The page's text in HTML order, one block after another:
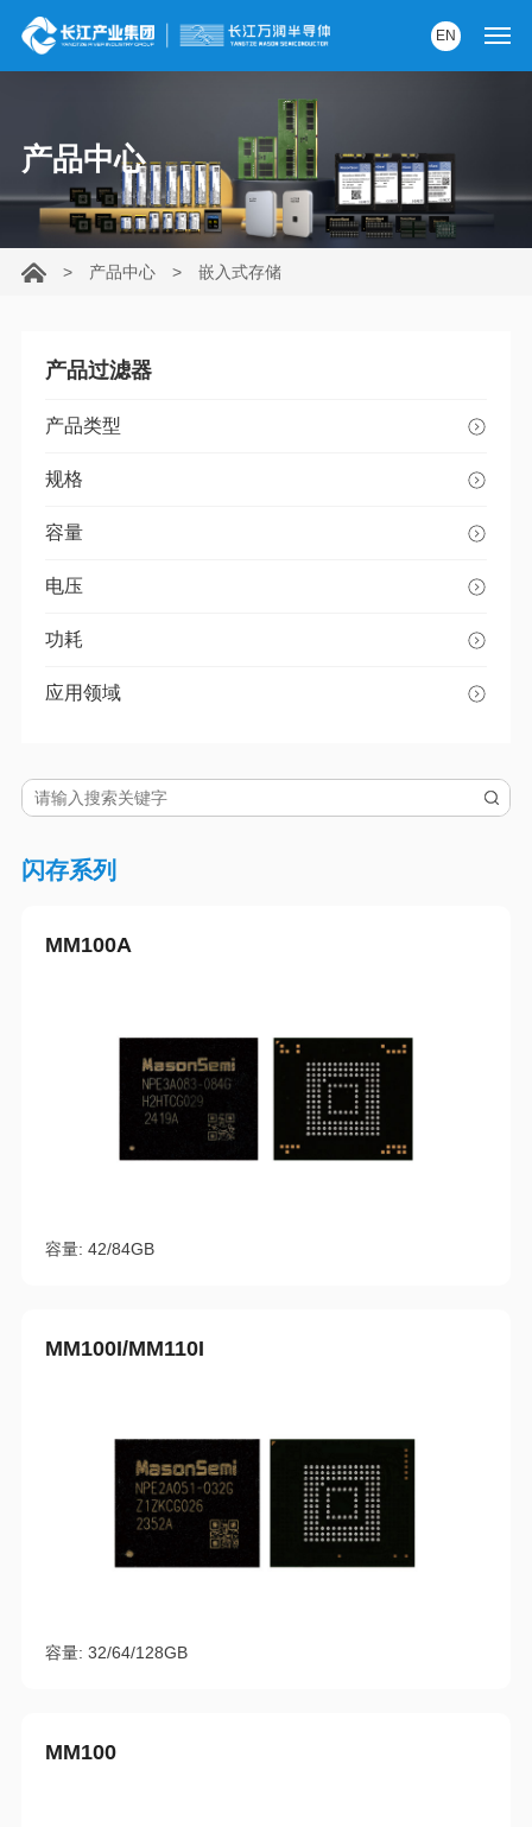
产品中心
解决方案
服务支持
内部AI助手
EN
产品中心
> 产品中心> 嵌入式存储
产品过滤器
产品类型
规格
容量
电压
功耗
应用领域
闪存系列
MM100A
容量: 42/84GB
MM100I/MM110I
容量: 32/64/128GB
MM100